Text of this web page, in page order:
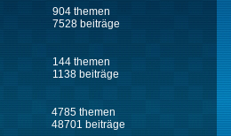
904 themen
7528 beiträge
144 themen
1138 beiträge
4785 themen
48701 beiträge